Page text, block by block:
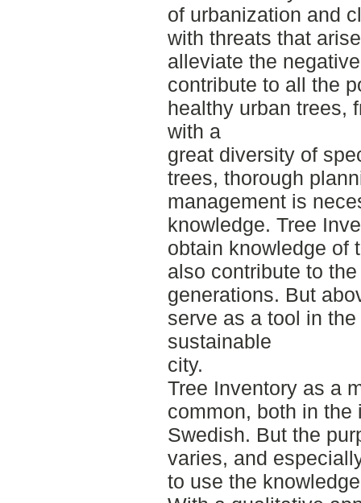
of urbanization and
with threats that
alleviate the
contribute to all the
healthy urban trees,
with a
great diversity of
trees, thorough
management is
knowledge. Tree
obtain knowledge of
also contribute to
generations. But
serve as a tool in
sustainable
city.
Tree Inventory as a
common, both in
Swedish. But the
varies, and
to use the